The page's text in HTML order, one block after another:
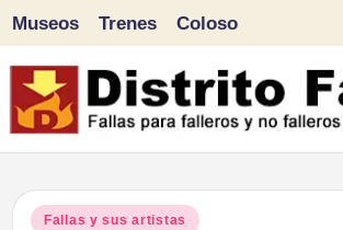
Saltar
al
Museos Trenes Coloso
Publicado
Fallas y sus artistas